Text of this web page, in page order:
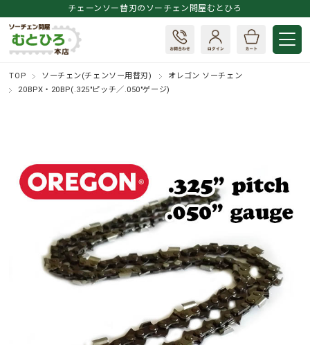
チェーンソー替刃のソーチェン問屋むとひろ
TOP ソーチェン(チェンソー用替刃)
オレゴン ソーチェン
20BPX・20BP(.325"ピッチ／.050"ゲージ)